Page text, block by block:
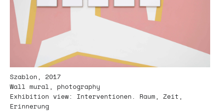
Szablon, 2017
Wall mural, photography
Exhibition view: Interventionen. Raum, Zeit,
Erinnerung